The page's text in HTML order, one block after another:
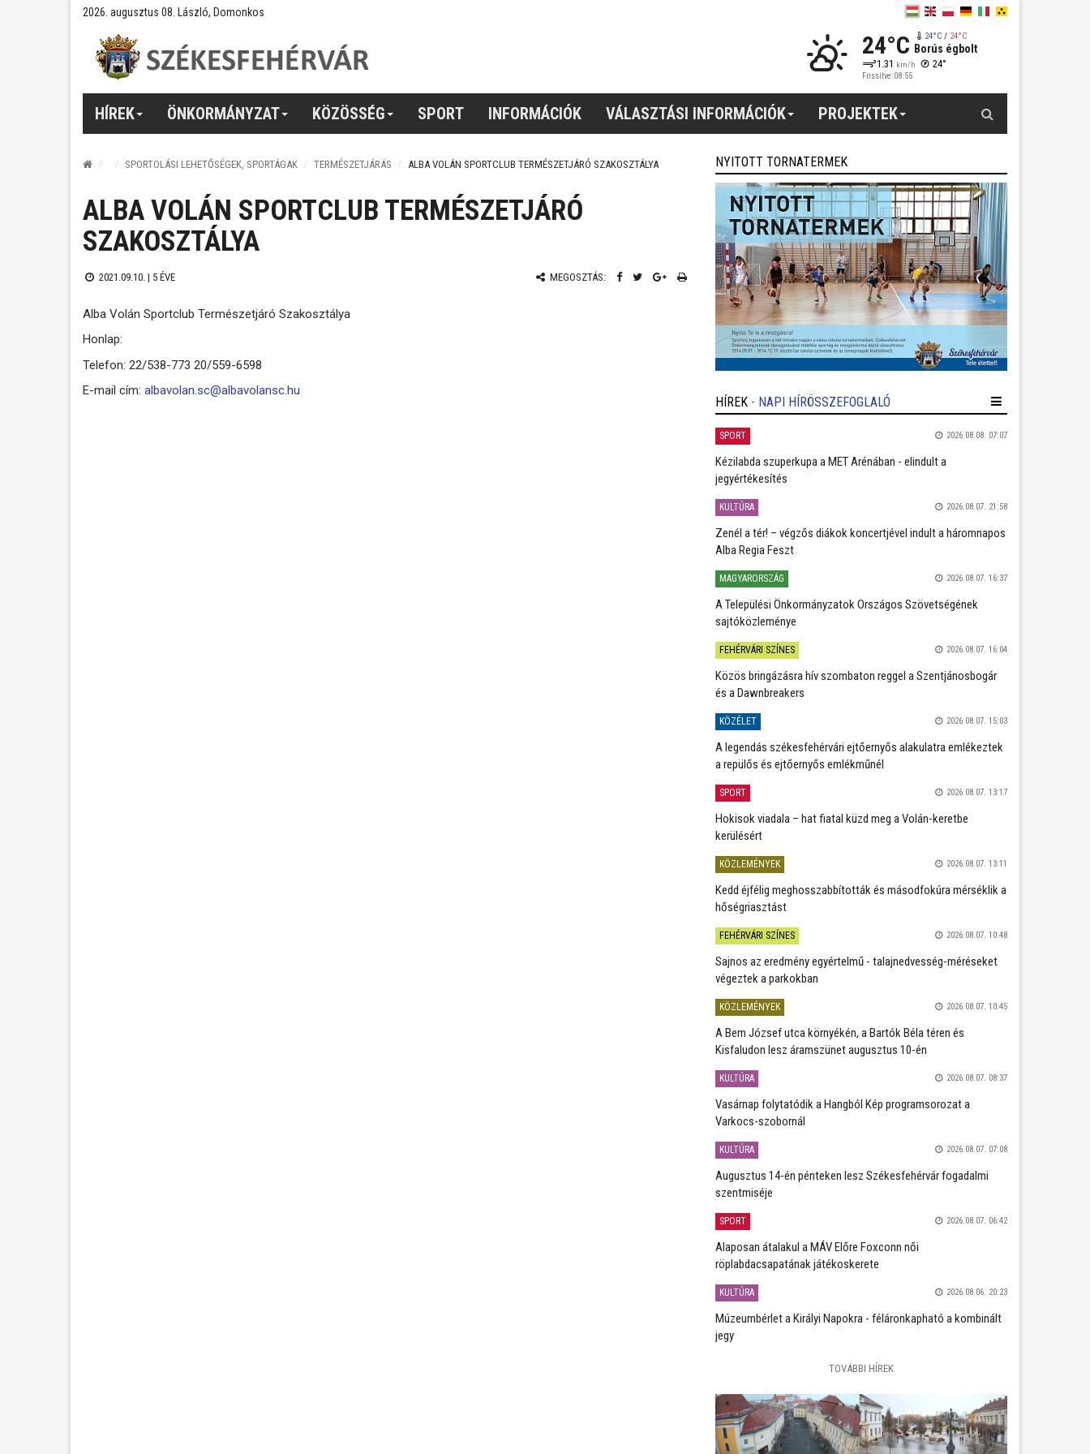
2026. augusztus 08. László, Domonkos
24°C 24°C/ 24°C
Borús égbolt
1.31 km/h 24°
Frissítve: 08:55
HÍREK ÖNKORMÁNYZAT KÖZÖSSÉG SPORT INFORMÁCIÓK VÁLASZTÁSI INFORMÁCIÓK PROJEKTEK
SPORTOLÁSI LEHETŐSÉGEK, SPORTÁGAK TERMÉSZETJÁRÁS ALBA VOLÁN SPORTCLUB TERMÉSZETJÁRÓ SZAKOSZTÁLYA
ALBA VOLÁN SPORTCLUB TERMÉSZETJÁRÓ
SZAKOSZTÁLYA
2021.09.10. | 5 ÉVE MEGOSZTÁS:
Alba Volán Sportclub Természetjáró Szakosztálya
Honlap:
Telefon: 22/538-773 20/559-6598
E-mail cím: albavolan.sc@albavolansc.hu
NYITOTT TORNATERMEK
HÍREK - NAPI HÍRÖSSZEFOGLALÓ
SPORT 2026.08.08. 07:07
Kézilabda szuperkupa a MET Arénában - elindult a
jegyértékesítés
KULTÚRA 2026.08.07. 21:58
Zenél a tér! – végzős diákok koncertjével indult a háromnapos
Alba Regia Feszt
MAGYARORSZÁG 2026.08.07. 16:37
A Települési Önkormányzatok Országos Szövetségének
sajtóközleménye
FEHÉRVÁRI SZÍNES 2026.08.07. 16:04
Közös bringázásra hív szombaton reggel a Szentjánosbogár
és a Dawnbreakers
KÖZÉLET 2026.08.07. 15:03
A legendás székesfehérvári ejtőernyős alakulatra emlékeztek
a repülős és ejtőernyős emlékműnél
SPORT 2026.08.07. 13:17
Hokisok viadala – hat fiatal küzd meg a Volán-keretbe
kerülésért
KÖZLEMÉNYEK 2026.08.07. 13:11
Kedd éjfélig meghosszabbították és másodfokúra mérséklik a
hőségriasztást
FEHÉRVÁRI SZÍNES 2026.08.07. 10:48
Sajnos az eredmény egyértelmű - talajnedvesség-méréseket
végeztek a parkokban
KÖZLEMÉNYEK 2026.08.07. 10:45
A Bem József utca környékén, a Bartók Béla téren és
Kisfaludon lesz áramszünet augusztus 10-én
KULTÚRA 2026.08.07. 08:37
Vasárnap folytatódik a Hangból Kép programsorozat a
Varkocs-szobornál
KULTÚRA 2026.08.07. 07:08
Augusztus 14-én pénteken lesz Székesfehérvár fogadalmi
szentmiséje
SPORT 2026.08.07. 06:42
Alaposan átalakul a MÁV Előre Foxconn női
röplabdacsapatának játékoskerete
KULTÚRA 2026.08.06. 20:23
Múzeumbérlet a Királyi Napokra - féláronkapható a kombinált
jegy
TOVÁBBI HÍREK